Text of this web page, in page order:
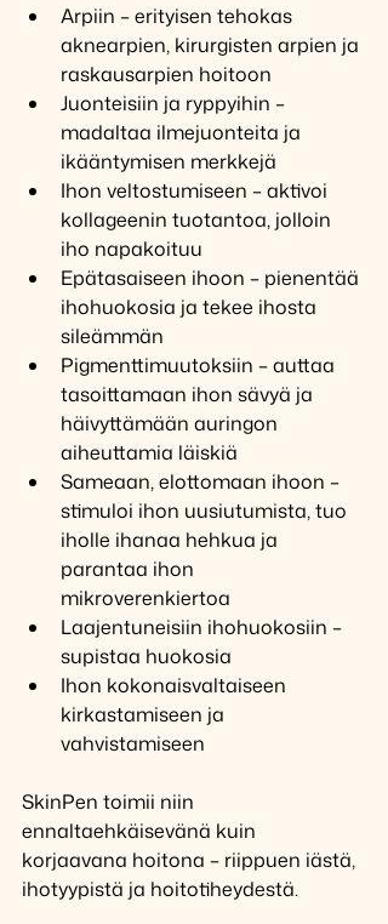
Arpiin – erityisen tehokas
aknearpien, kirurgisten arpien ja
raskausarpien hoitoon
Juonteisiin ja ryppyihin –
madaltaa ilmejuonteita ja
ikääntymisen merkkejä
Ihon veltostumiseen – aktivoi
kollageenin tuotantoa, jolloin
iho napakoituu
Epätasaiseen ihoon – pienentää
ihohuokosia ja tekee ihosta
sileämmän
Pigmenttimuutoksiin – auttaa
tasoittamaan ihon sävyä ja
häivyttämään auringon
aiheuttamia läiskiä
Sameaan, elottomaan ihoon –
stimuloi ihon uusiutumista, tuo
iholle ihanaa hehkua ja
parantaa ihon
mikroverenkiertoa
Laajentuneisiin ihohuokosiin –
supistaa huokosia
Ihon kokonaisvaltaiseen
kirkastamiseen ja
vahvistamiseen
SkinPen toimii niin
ennaltaehkäisevänä kuin
korjaavana hoitona – riippuen iästä,
ihotyypistä ja hoitotiheydestä.